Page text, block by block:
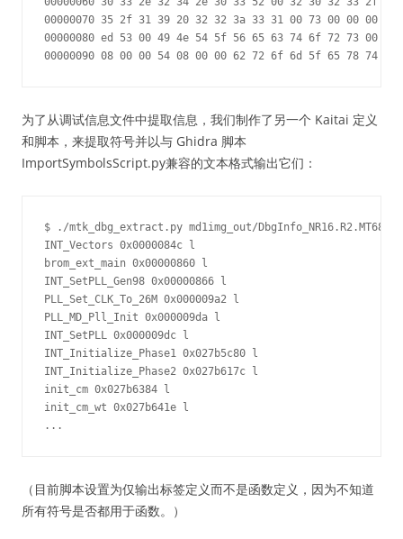
00000070 35 2f 31 39 20 32 32 3a 33 31 00 73 00 00 00
00000080 ed 53 00 49 4e 54 5f 56 65 63 74 6f 72 73 00
为了从调试信息文件中提取信息，我们制作了另一个 Kaitai 定义
和脚本，来提取符号并以与 Ghidra 脚本
ImportSymbolsScript.py兼容的文本格式输出它们：
$ ./mtk_dbg_extract.py md1img_out/
INT_Vectors 0x0000084c l
brom_ext_main 0x00000860 l
INT_SetPLL_Gen98 0x00000866 l
PLL_Set_CLK_To_26M 0x000009a2 l
PLL_MD_Pll_Init 0x000009da l
INT_SetPLL 0x000009dc l
INT_Initialize_Phase1 0x027b5c80 l
INT_Initialize_Phase2 0x027b617c l
init_cm 0x027b6384 l
init_cm_wt 0x027b641e l
（目前脚本设置为仅输出标签定义而不是函数定义，因为不知道
所有符号是否都用于函数。）